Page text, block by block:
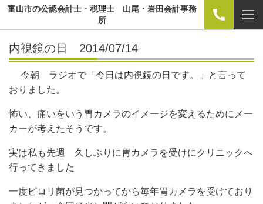
富山市の公認会計士・税理士 山尾・岩田会計事務
所
内視鏡の日 2014/07/14
今朝 ラジオで「今日は内視鏡の日です。」と言って
おりました。
怖い、痛いをいう胃カメラのイメージを変えるためにメー
カーが考えたそうです。
実は私も先週 久しぶりに胃カメラを受けにクリニックへ
行ってきました
一度ピロリ菌が見つかってから毎年胃カメラを受けており